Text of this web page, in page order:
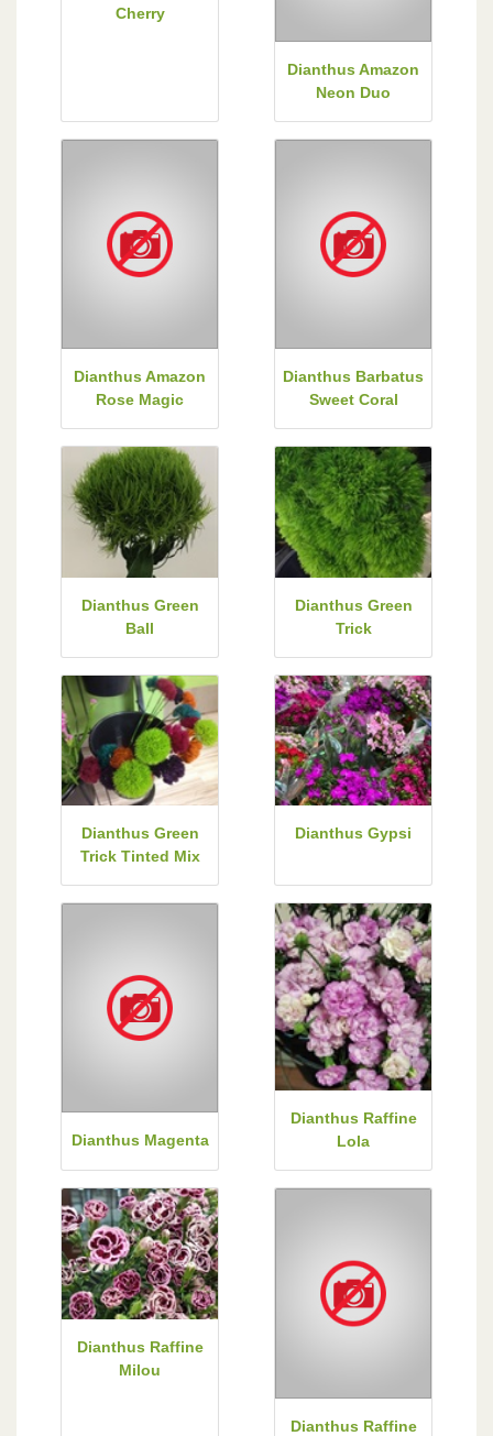
Cherry
Dianthus Amazon
Neon Duo
Dianthus Amazon
Rose Magic
Dianthus Barbatus
Sweet Coral
Dianthus Green
Ball
Dianthus Green
Trick
Dianthus Green
Trick Tinted Mix
Dianthus Gypsi
Dianthus Magenta
Dianthus Raffine
Lola
Dianthus Raffine
Milou
Dianthus Raffine